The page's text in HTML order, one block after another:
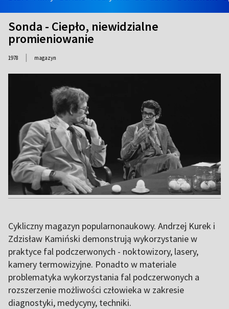
Sonda - Ciepło, niewidzialne
promieniowanie
1978 | magazyn
Cykliczny magazyn popularnonaukowy. Andrzej Kurek i
Zdzisław Kamiński demonstrują wykorzystanie w
praktyce fal podczerwonych - noktowizory, lasery,
kamery termowizyjne. Ponadto w materiale
problematyka wykorzystania fal podczerwonych a
rozszerzenie możliwości człowieka w zakresie
diagnostyki, medycyny, techniki.